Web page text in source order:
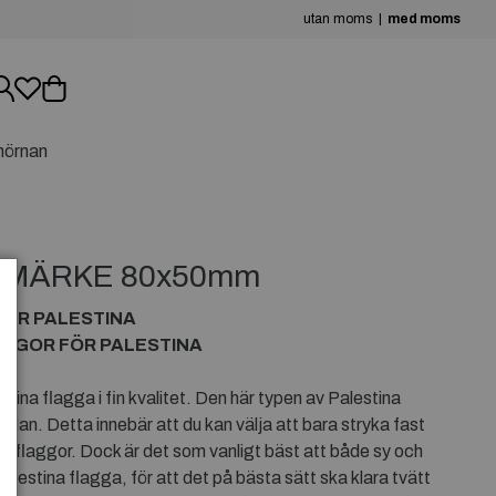
utan moms med moms
80x50mm
PALESTINA
FÖR PALESTINA
flagga i fin kvalitet. Den här typen av Palestina
Detta innebär att du kan välja att bara stryka fast
flaggor. Dock är det som vanligt bäst att både sy och
flagga, för att det på bästa sätt ska klara tvätt